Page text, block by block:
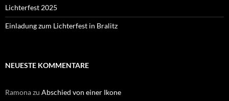
Lichterfest 2025
Einladung zum Lichterfest in Bralitz
NEUESTE KOMMENTARE
Ramonazu Abschied von einer Ikone